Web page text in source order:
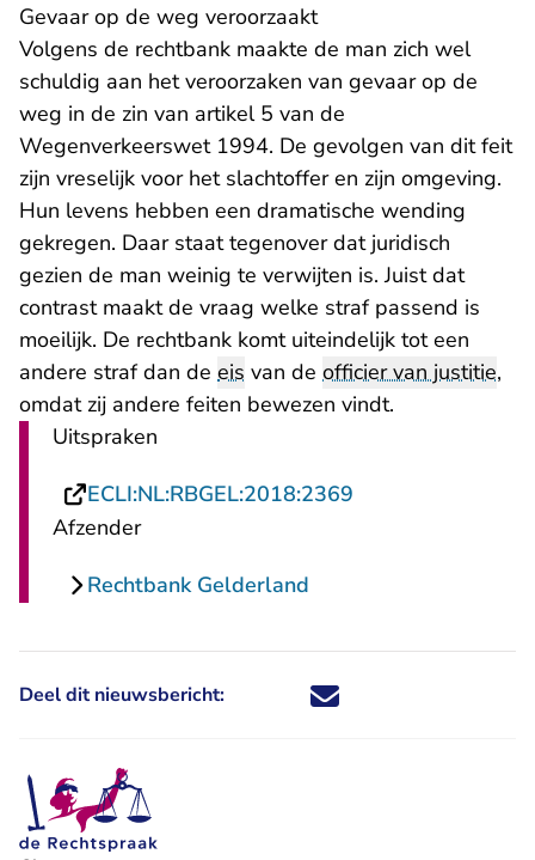
Gevaar op de weg veroorzaakt
Volgens de rechtbank maakte de man zich wel
schuldig aan het veroorzaken van gevaar op de
weg in de zin van artikel 5 van de
Wegenverkeerswet 1994. De gevolgen van dit feit
zijn vreselijk voor het slachtoffer en zijn omgeving.
Hun levens hebben een dramatische wending
gekregen. Daar staat tegenover dat juridisch
gezien de man weinig te verwijten is. Juist dat
contrast maakt de vraag welke straf passend is
moeilijk. De rechtbank komt uiteindelijk tot een
andere straf dan de eis van de officier van justitie,
omdat zij andere feiten bewezen vindt.
Uitspraken
ECLI:NL:RBGEL:2018:2369
Afzender
Rechtbank Gelderland
Deel dit nieuwsbericht: Deel dit nieuwsbericht via X -
Deel dit nieuwsbericht via
Deel dit nieuwsbericht
Deel dit